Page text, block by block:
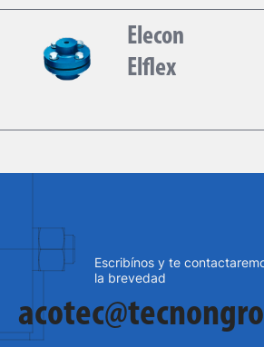
Elecon
Elflex
Escribínos y te
la brevedad